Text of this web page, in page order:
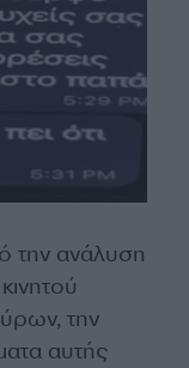
την ανάλυση
την
αυτής